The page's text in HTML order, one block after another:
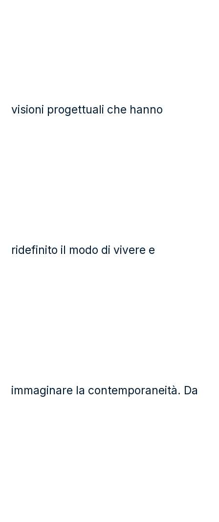
visioni progettuali che hanno
ridefinito il modo di vivere e
immaginare la contemporaneità. Da